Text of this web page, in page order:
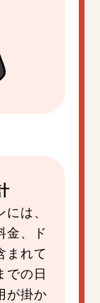
は、
金、ド
まれて
での日
が掛か